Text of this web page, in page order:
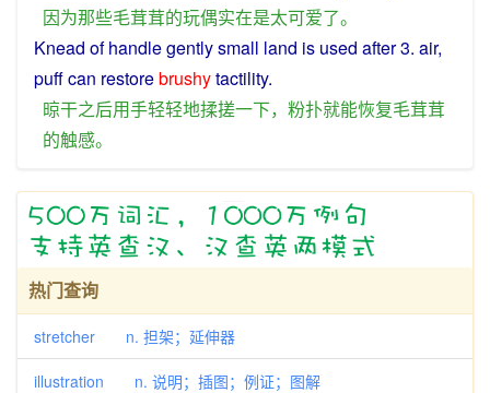
因为那些毛茸茸的玩偶实在是太可爱了。
Knead of handlegentlysmall land is used after3. air,
puffcan restorebrushytactility.
晾干之后用手轻轻地揉搓一下， 粉扑就能恢复毛茸茸
的触感。
热门查询
stretcher n. 担架；延伸器
illustration n. 说明；插图；例证；图解